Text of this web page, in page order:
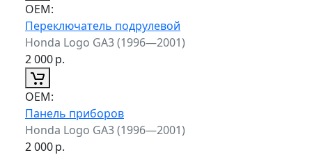
ОЕМ:
Переключатель подрулевой
Honda Logo GA3 (1996—2001)
2 000р.
ОЕМ:
Панель приборов
Honda Logo GA3 (1996—2001)
2 000р.